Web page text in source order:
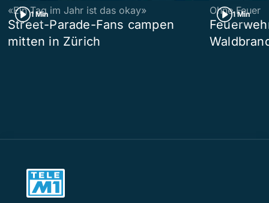
1 Min
«Ein Tag im Jahr ist das okay»
Street-Parade-Fans campen
mitten in Zürich
1 Min
Ohne Feuer